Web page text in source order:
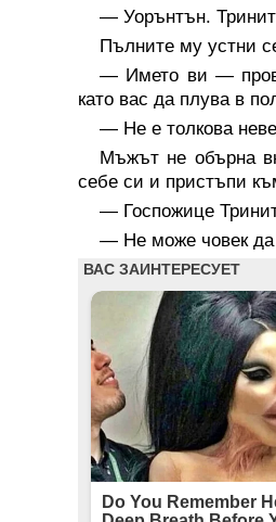
— Уорънтън.
Пълните му устни
— Името ви —
като вас да плува в
— Не е толкова
Мъжът не обърна
себе си и пристъпи
— Госпожице
— Не може човек да